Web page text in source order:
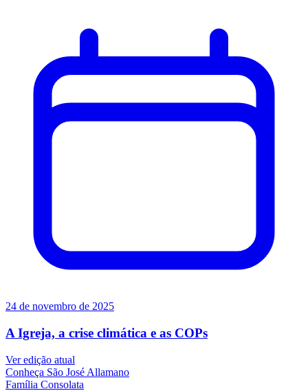
24 de novembro de 2025
A Igreja, a crise climática e as COPs
Ver edição atual
Conheça São José Allamano
Família Consolata